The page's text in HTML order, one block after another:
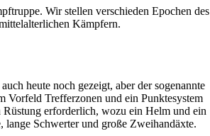
Wir stellen verschieden Epochen des
Kämpfern.
heute noch gezeigt, aber der sogenannte
Vorfeld Trefferzonen und ein Punktesystem
erforderlich, wozu ein Helm und ein
Schwerter und große Zweihandäxte.